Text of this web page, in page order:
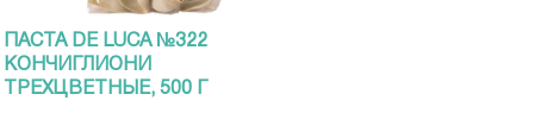
ПАСТА DE LUCA №322
КОНЧИГЛИОНИ
ТРЕХЦВЕТНЫЕ, 500 Г